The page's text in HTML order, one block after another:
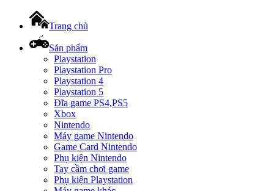
Trang chủ
Sản phẩm
Playstation
Playstation Pro
Playstation 4
Playstation 5
Đĩa game PS4,PS5
Xbox
Nintendo
Máy game Nintendo
Game Card Nintendo
Phụ kiện Nintendo
Tay cầm chơi game
Phụ kiện Playstation